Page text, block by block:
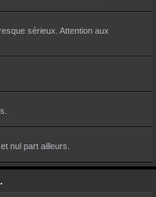
sérieux. Attention aux
nul part ailleurs.